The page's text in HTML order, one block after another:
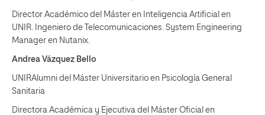
Director Académico del Máster en Inteligencia Artificial en
UNIR. Ingeniero de Telecomunicaciones. System Engineering
Manager en Nutanix.
Andrea Vázquez Bello
UNIRAlumni del Máster Universitario en Psicología General
Sanitaria
Directora Académica y Ejecutiva del Máster Oficial en